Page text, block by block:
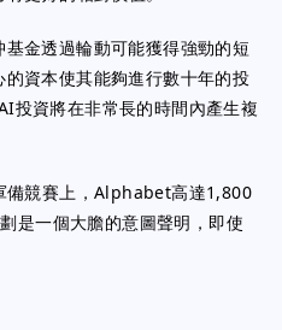
金透過輪動可能獲得強勁的短
資本使其能夠進行數十年的投
投資將在非常長的時間內產生複
備競賽上，Alphabet高達1,800
是一個大膽的意圖聲明，即使